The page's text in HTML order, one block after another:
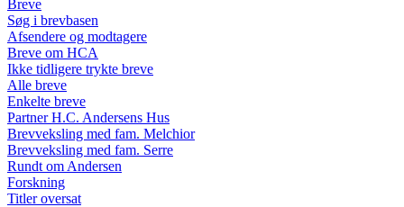
Breve
Søg i brevbasen
Afsendere og modtagere
Breve om HCA
Ikke tidligere trykte breve
Alle breve
Enkelte breve
Partner H.C. Andersens Hus
Brevveksling med fam. Melchior
Brevveksling med fam. Serre
Rundt om Andersen
Forskning
Titler oversat